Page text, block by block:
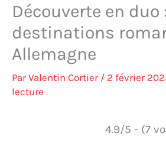
Découverte en duo
destinations
Allemagne
ParValentin Cortier / 2 février
lecture
4.9/5 - (7